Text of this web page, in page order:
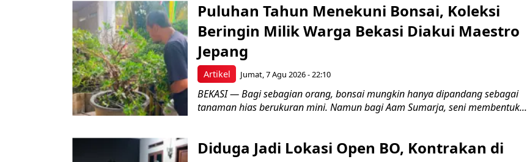
Artikel
Puluhan Tahun Menekuni Bonsai, Koleksi
Beringin Milik Warga Bekasi Diakui Maestro
Jepang
Jumat, 7 Agu 2026 - 22:10
BEKASI — Bagi sebagian orang, bonsai mungkin hanya dipandang sebagai
tanaman hias berukuran mini. Namun bagi Aam Sumarja, seni membentuk...
Diduga Jadi Lokasi Open BO, Kontrakan di